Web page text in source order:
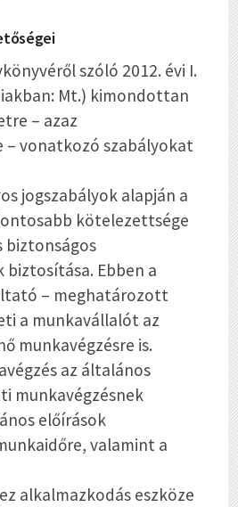
szóló 2012. évi I.
Mt.) kimondottan
– azaz
– vonatkozó szabályokat
jogszabályok alapján a
kötelezettsége
biztonságos
biztosítása. Ebben a
– meghatározott
a munkavállalót az
munkavégzésre is.
az általános
munkavégzésnek
előírások
valamint a
alkalmazkodás eszköze